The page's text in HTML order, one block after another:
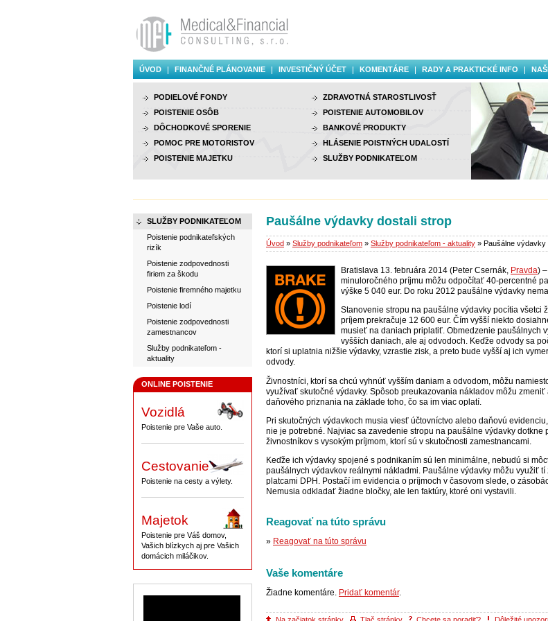
ÚVOD FINANČNÉ PLÁNOVANIE INVESTIČNÝ ÚČET KOMENTÁRE RADY A PRAKTICKÉ INFO
PODIELOVÉ FONDY
POISTENIE OSÔB
DÔCHODKOVÉ SPORENIE
POMOC PRE MOTORISTOV
POISTENIE MAJETKU
ZDRAVOTNÁ STAROSTLIVOSŤ
POISTENIE AUTOMOBILOV
BANKOVÉ PRODUKTY
HLÁSENIE POISTNÝCH UDALOSTÍ
SLUŽBY PODNIKATEĽOM
SLUŽBY PODNIKATEĽOM
Poistenie podnikateľských
rizík
Poistenie zodpovednosti
firiem za škodu
Poistenie firemného majetku
Poistenie lodí
Poistenie zodpovednosti
zamestnancov
Služby podnikateľom -
aktuality
ONLINE POISTENIE
Vozidlá
Poistenie pre Vaše auto.
Cestovanie
Poistenie na cesty a výlety.
Majetok
Poistenie pre Váš domov,
Vašich blízkych aj pre Vašich
domácich miláčikov.
Paušálne výdavky dostali strop
Úvod » Služby podnikateľom » Služby podnikateľom - aktuality » Paušálne výdavky
Bratislava 13. februára 2014 (Peter Csernák, Pravda)
minuloročného príjmu môžu odpočítať 40-percentné
výške 5 040 eur. Do roku 2012 paušálne výdavky
Stanovenie stropu na paušálne výdavky pocítia všetci
príjem prekračuje 12 600 eur. Čím vyšší niekto
musieť na daniach priplatiť. Obmedzenie paušálnych
vyšších daniach, ale aj odvodoch. Keďže odvody sa
ktorí si uplatnia nižšie výdavky, vzrastie zisk, a preto bude vyšší aj ich
odvody.
Živnostníci, ktorí sa chcú vyhnúť vyšším daniam a odvodom, môžu
využívať skutočné výdavky. Spôsob preukazovania nákladov môžu
daňového priznania na základe toho, čo sa im viac oplatí.
Pri skutočných výdavkoch musia viesť účtovníctvo alebo daňovú
nie je potrebné. Najviac sa zavedenie stropu na paušálne výdavky dotkne
živnostníkov s vysokým príjmom, ktorí sú v skutočnosti zamestnancami.
Keďže ich výdavky spojené s podnikaním sú len minimálne, nebudú si
paušálnych výdavkov reálnymi nákladmi. Paušálne výdavky môžu využiť tí
platcami DPH. Postačí im evidencia o príjmoch v časovom slede, o
Nemusia odkladať žiadne bločky, ale len faktúry, ktoré oni vystavili.
Reagovať na túto správu
» Reagovať na túto správu
Vaše komentáre
Žiadne komentáre. Pridať komentár.
Na začiatok stránky Tlač stránky Chcete sa poradiť? Dôležité